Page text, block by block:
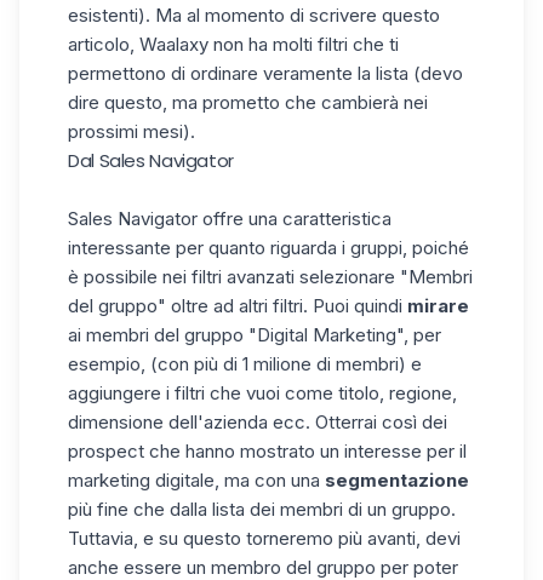
esistenti). Ma al momento di scrivere questo
articolo, Waalaxy non ha molti filtri che ti
permettono di ordinare veramente la lista (devo
dire questo, ma prometto che cambierà nei
prossimi mesi).
Dal Sales Navigator
Sales Navigator offre una caratteristica
interessante per quanto riguarda i gruppi, poiché
è possibile nei filtri avanzati selezionare "Membri
del gruppo" oltre ad altri filtri. Puoi quindi mirare
ai membri del gruppo "Digital Marketing", per
esempio, (con più di 1 milione di membri) e
aggiungere i filtri che vuoi come titolo, regione,
dimensione dell'azienda ecc. Otterrai così dei
prospect che hanno mostrato un interesse per il
marketing digitale, ma con una segmentazione
più fine che dalla lista dei membri di un gruppo.
Tuttavia, e su questo torneremo più avanti, devi
anche essere un membro del gruppo per poter